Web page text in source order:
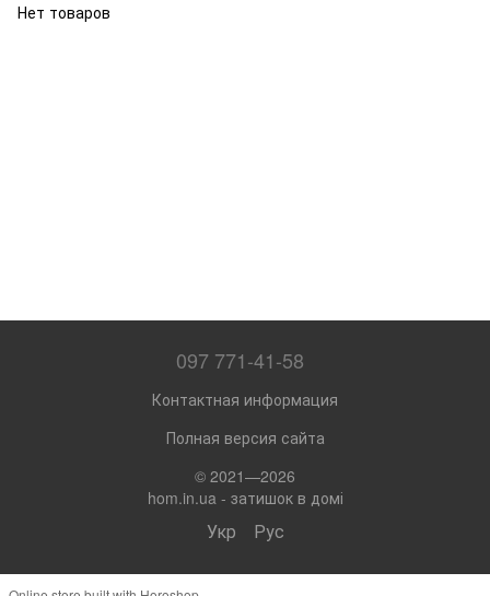
Нет товаров
097 771-41-58
Контактная информация
Полная версия сайта
© 2021—2026
hom.in.ua - затишок в домі
Укр Рус